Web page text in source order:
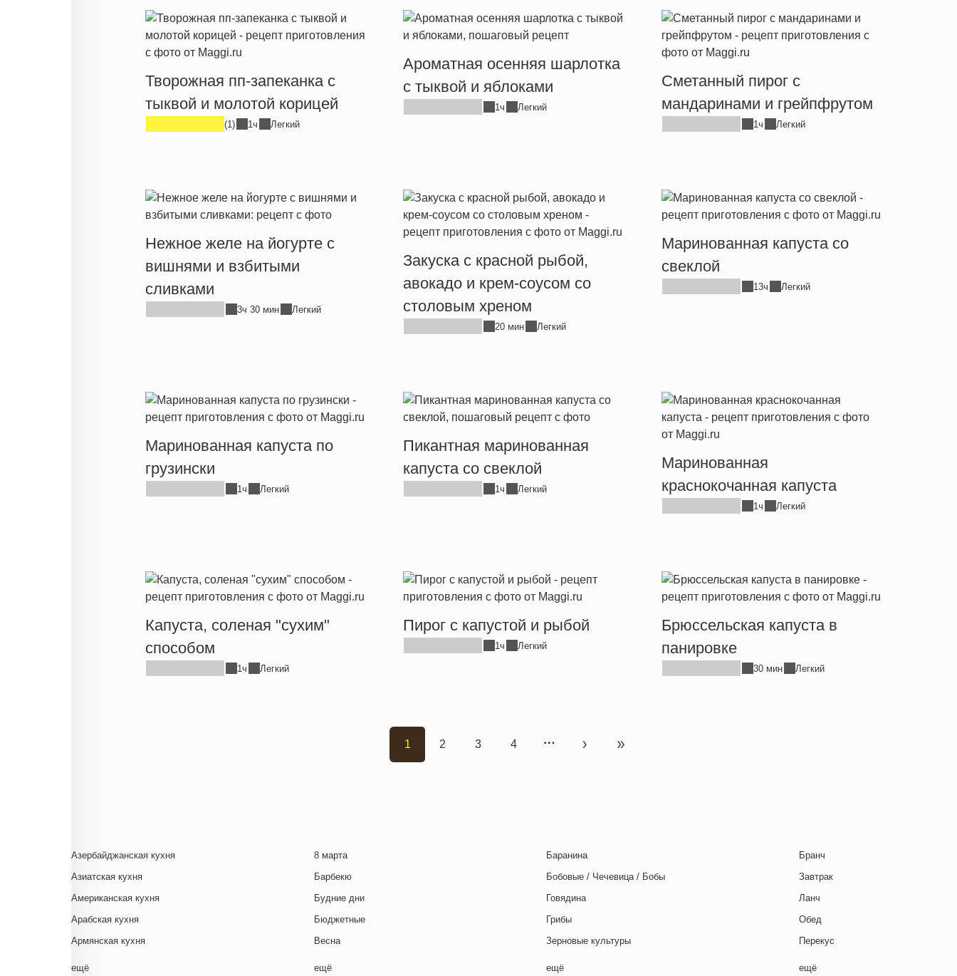
Творожная пп-запеканка с
тыквой и молотой корицей
(1) 1ч Легкий
Ароматная осенняя шарлотка
с тыквой и яблоками
1ч Легкий
Сметанный пирог с
мандаринами и грейпфрутом
1ч Легкий
Нежное желе на йогурте с
вишнями и взбитыми
сливками
3ч 30 мин Легкий
Закуска с красной рыбой,
авокадо и крем-соусом со
столовым хреном
20 мин Легкий
Маринованная капуста со
свеклой
13ч Легкий
Маринованная капуста по
грузински
1ч Легкий
Пикантная маринованная
капуста со свеклой
1ч Легкий
Маринованная
краснокочанная капуста
1ч Легкий
Капуста, соленая "сухим"
способом
1ч Легкий
Пирог с капустой и рыбой
1ч Легкий
Брюссельская капуста в
панировке
30 мин Легкий
Текущая страница
1
Страница
2
Страница
3
Страница
4
Следующая страница
Последняя страница
Азербайджанская кухня
Азиатская кухня
Американская кухня
Арабская кухня
Армянская кухня
Белорусская
ещё
8 марта
Барбекю
Будние дни
Бюджетные
Весна
Выходные дни
ещё
Баранина
Бобовые / Чечевица / Бобы
Говядина
Грибы
Зерновые культуры
Картофель
ещё
Бранч
Завтрак
Ланч
Обед
Перекус
Полдник
ещё